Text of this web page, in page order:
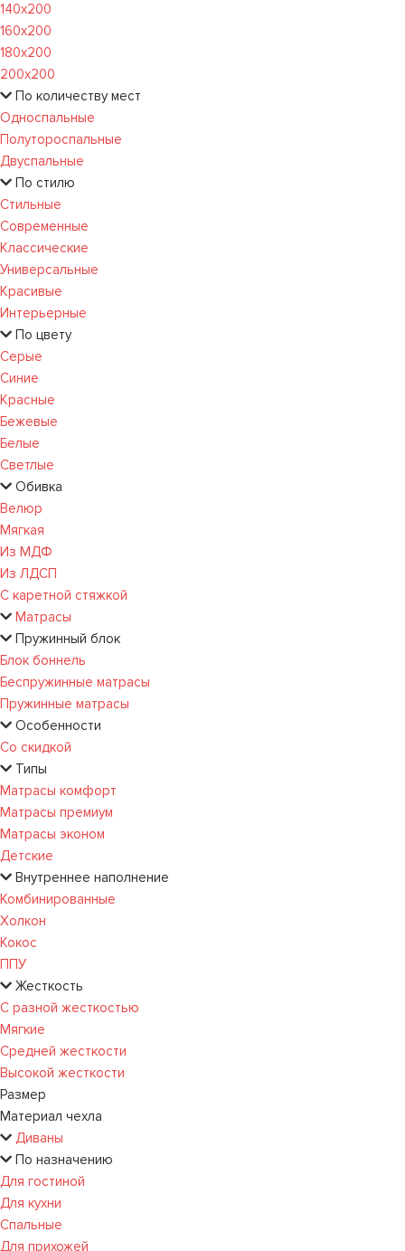
140х200
160х200
180х200
200х200
По количеству мест
Односпальные
Полутороспальные
Двуспальные
По стилю
Стильные
Современные
Классические
Универсальные
Красивые
Интерьерные
По цвету
Серые
Синие
Красные
Бежевые
Белые
Светлые
Обивка
Велюр
Мягкая
Из МДФ
Из ЛДСП
С каретной стяжкой
Матрасы
Пружинный блок
Блок боннель
Беспружинные матрасы
Пружинные матрасы
Особенности
Со скидкой
Типы
Матрасы комфорт
Матрасы премиум
Матрасы эконом
Детские
Внутреннее наполнение
Комбинированные
Холкон
Кокос
ППУ
Жесткость
С разной жесткостью
Мягкие
Средней жесткости
Высокой жесткости
Размер
Материал чехла
Диваны
По назначению
Для гостиной
Для кухни
Спальные
Для прихожей